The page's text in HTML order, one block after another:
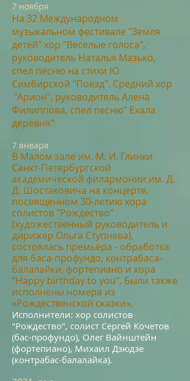
7 ноября
На 32 Международном
музыкальном фестивале "Земля
детей" хор "Веселые голоса",
руководитель Наталья Мазько,
спел песню на стихи Ю.
Симбирской "Поезд". Средний хор
"Арион", руководитель Алена
Филиппова, спел песню" Ехала
деревня"
7 января
В Малом зале им. М. И. Глинки
Санкт-Петербургской
академической филармонии им. Д.
Д. Шостаковича на концерте,
посвященном 30-летию хора
солистов "Рождество"
(художественный руководитель и
дирижер Ольга Ступнева),
состоялась премьера - обработка
для баса-профундо, контрабаса-
балалайки, фортепиано и хора
"Happy birthday to you". Были также
исполнены номера из
«Рождественской сказки».
Исполнители: хор солистов
"Рождество", солист Сергей Кочетов
(бас-профундо), Олег Вайнштейн
(фортепиано), Михаил Дзюдзе
(контрабас-балалайка).